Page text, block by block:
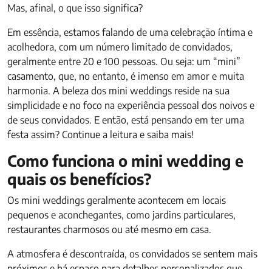
Mas, afinal, o que isso significa?
Em essência, estamos falando de uma celebração íntima e
acolhedora, com um número limitado de convidados,
geralmente entre 20 e 100 pessoas. Ou seja: um “mini”
casamento, que, no entanto, é imenso em amor e muita
harmonia. A beleza dos mini weddings reside na sua
simplicidade e no foco na experiência pessoal dos noivos e
de seus convidados. E então, está pensando em ter uma
festa assim? Continue a leitura e saiba mais!
Como funciona o mini wedding e
quais os benefícios?
Os mini weddings geralmente acontecem em locais
pequenos e aconchegantes, como jardins particulares,
restaurantes charmosos ou até mesmo em casa.
A atmosfera é descontraída, os convidados se sentem mais